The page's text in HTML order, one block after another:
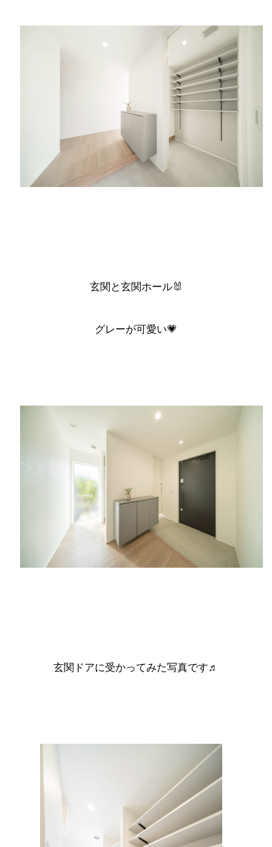
玄関 と玄関ホール🐰
グレーが可愛い💗
玄関ドアに受かってみた写真です♬